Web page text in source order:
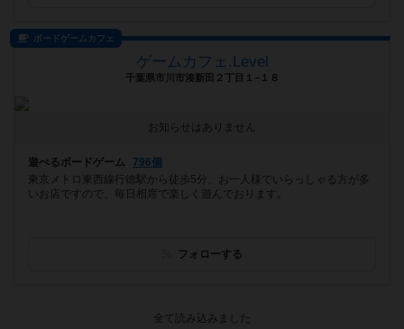
ボードゲームカフェ
ゲームカフェ.Level
千葉県市川市湊新田２丁目１−１８
お知らせはありません
遊べるボードゲーム
796個
東京メトロ東西線行徳駅から徒歩5分、お一人様でいらっしゃる方が多
いお店ですので、毎日相席で楽しく遊んでおります。
フォローする